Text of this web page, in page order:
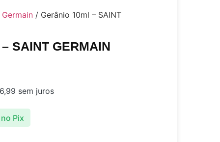
/ Gerânio 10ml – SAINT
SAINT GERMAIN
sem juros
no Pix